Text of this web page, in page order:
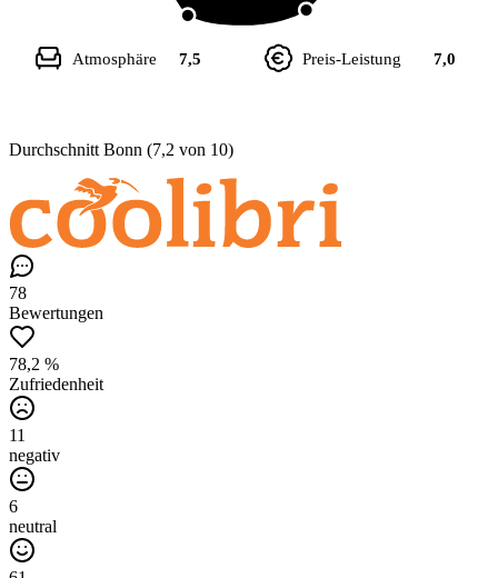
Preis-Leistung 7,0
Atmosphäre 7,5
Durchschnitt Bonn (7,2 von 10)
78
Bewertungen
78,2 %
Zufriedenheit
11
negativ
6
neutral